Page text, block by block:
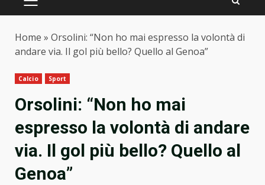
PRIMARY
Home » Orsolini: “Non ho mai espresso la volontà di
andare via. Il gol più bello? Quello al Genoa”
Calcio Sport
Orsolini: “Non ho mai
espresso la volontà di andare
via. Il gol più bello? Quello al
Genoa”